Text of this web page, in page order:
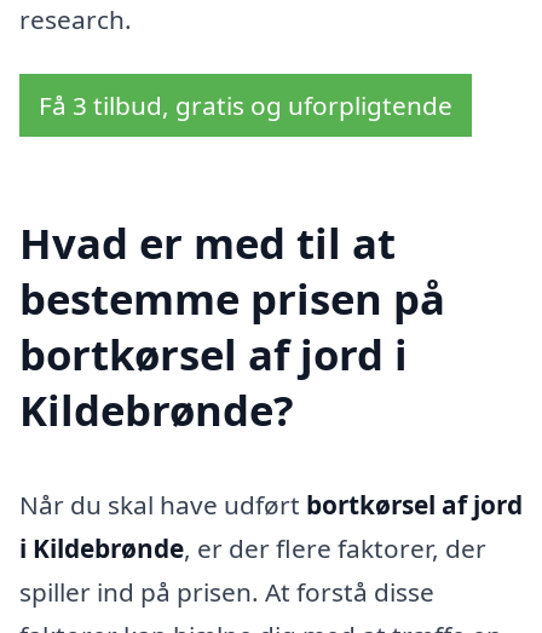
research.
Få 3 tilbud, gratis og uforpligtende
Hvad er med til at
bestemme prisen på
bortkørsel af jord i
Kildebrønde?
Når du skal have udført bortkørsel af jord
i Kildebrønde, er der flere faktorer, der
spiller ind på prisen. At forstå disse